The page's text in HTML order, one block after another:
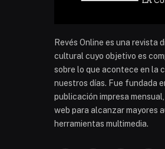
Revés Online es una revista
cultural cuyo objetivo es
sobre lo que acontece en la
nuestros días. Fue fundada
publicación impresa
web para alcanzar mayores
herramientas multimedia.